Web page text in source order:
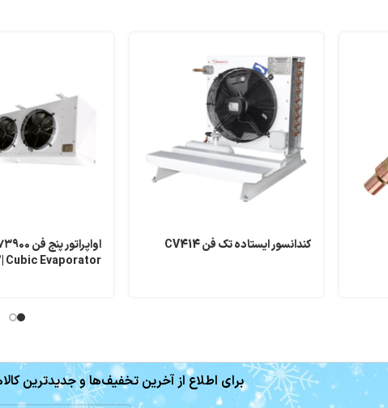
کندانسور ایستاده تک فن CV414
Cubic Evaporator
برای اطلاع از آخرین تخفیف‌ها و جدیدترین